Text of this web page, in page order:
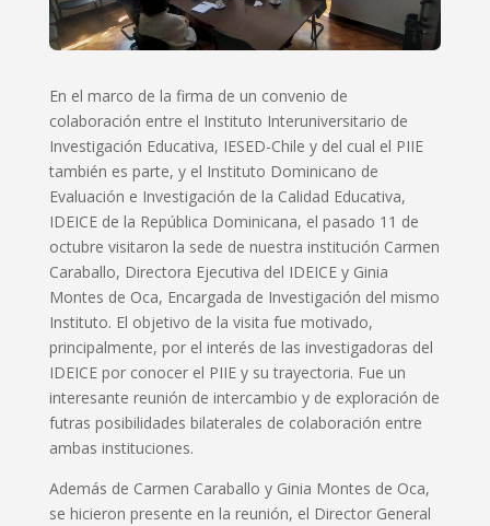
En el marco de la firma de un convenio de
colaboración entre el Instituto Interuniversitario de
Investigación Educativa, IESED-Chile y del cual el PIIE
también es parte, y el Instituto Dominicano de
Evaluación e Investigación de la Calidad Educativa,
IDEICE de la República Dominicana, el pasado 11 de
octubre visitaron la sede de nuestra institución Carmen
Caraballo, Directora Ejecutiva del IDEICE y Ginia
Montes de Oca, Encargada de Investigación del mismo
Instituto. El objetivo de la visita fue motivado,
principalmente, por el interés de las investigadoras del
IDEICE por conocer el PIIE y su trayectoria. Fue un
interesante reunión de intercambio y de exploración de
futras posibilidades bilaterales de colaboración entre
ambas instituciones.
Además de Carmen Caraballo y Ginia Montes de Oca,
se hicieron presente en la reunión, el Director General